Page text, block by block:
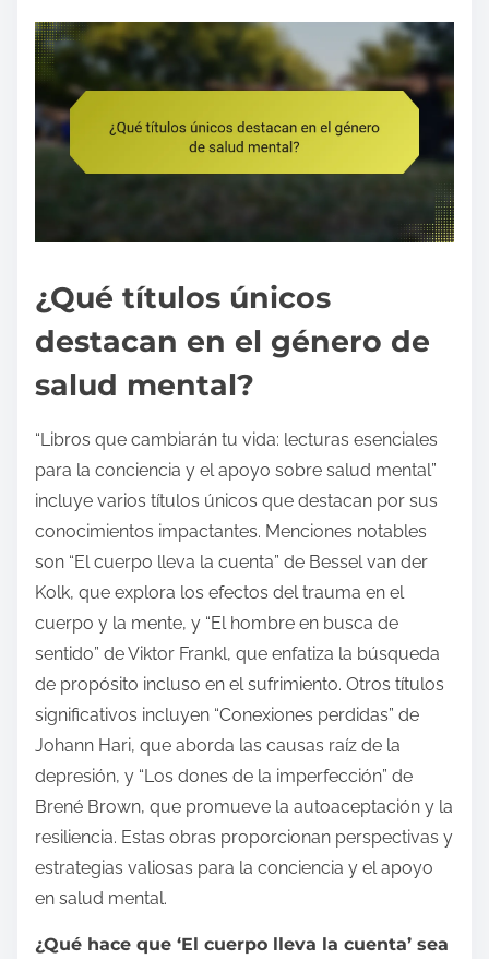
¿Qué títulos únicos
destacan en el género de
salud mental?
“Libros que cambiarán tu vida: lecturas esenciales
para la conciencia y el apoyo sobre salud mental”
incluye varios títulos únicos que destacan por sus
conocimientos impactantes. Menciones notables
son “El cuerpo lleva la cuenta” de Bessel van der
Kolk, que explora los efectos del trauma en el
cuerpo y la mente, y “El hombre en busca de
sentido” de Viktor Frankl, que enfatiza la búsqueda
de propósito incluso en el sufrimiento. Otros títulos
significativos incluyen “Conexiones perdidas” de
Johann Hari, que aborda las causas raíz de la
depresión, y “Los dones de la imperfección” de
Brené Brown, que promueve la autoaceptación y la
resiliencia. Estas obras proporcionan perspectivas y
estrategias valiosas para la conciencia y el apoyo
en salud mental.
¿Qué hace que ‘El cuerpo lleva la cuenta’ sea